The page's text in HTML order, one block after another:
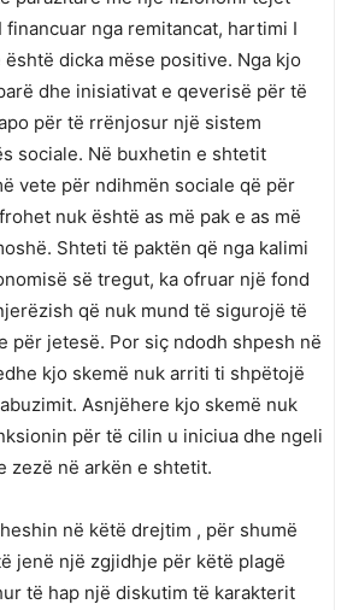
financuar nga remitancat, hartimi I
dicka mëse positive. Nga kjo
dhe inisiativat e qeverisë për të
për të rrënjosur një sistem
sociale. Në buxhetin e shtetit
vete për ndihmën sociale që për
nuk është as më pak e as më
Shteti të paktën që nga kalimi
së tregut, ka ofruar një fond
që nuk mund të sigurojë të
për jetesë. Por siç ndodh shpesh në
kjo skemë nuk arriti ti shpëtojë
Asnjëhere kjo skemë nuk
për të cilin u iniciua dhe ngeli
zezë në arkën e shtetit.
në këtë drejtim , për shumë
jenë një zgjidhje për këtë plagë
të hap një diskutim të karakterit